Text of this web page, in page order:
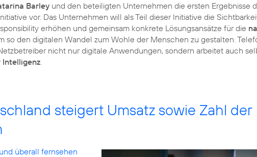
Barley und den beteiligten Unternehmen die ersten Ergebnisse
vor. Das Unternehmen will als Teil dieser Initiative die
erhöhen und gemeinsam konkrete Lösungsansätze für die
so den digitalen Wandel zum Wohle der Menschen zu gestalten.
nicht nur digitale Anwendungen, sondern arbeitet auch
.
steigert Umsatz sowie Zahl der
überall fernsehen